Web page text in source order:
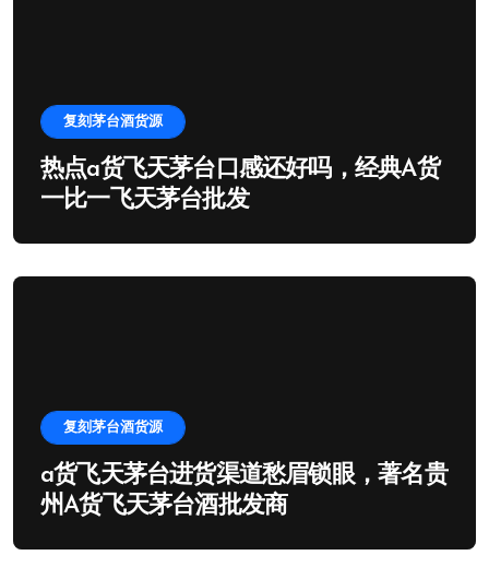
复刻茅台酒货源
热点a货飞天茅台口感还好吗，经典A货
一比一飞天茅台批发
复刻茅台酒货源
a货飞天茅台进货渠道愁眉锁眼，著名贵
州A货飞天茅台酒批发商